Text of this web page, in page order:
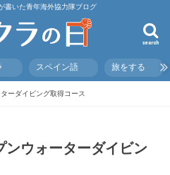
書いた青年海外協力隊ブログ
search
スペイン語 旅をする
ーダイビング取得コース
ンウォーターダイビン